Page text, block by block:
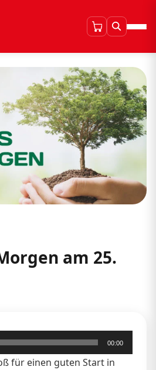
am 25.
00:00
für einen guten Start in